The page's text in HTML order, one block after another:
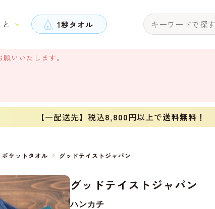
1秒タオル
いいたします。
【一配送先】税込8,800円以上で送料無料！
ケットタオル グッドテイストジャパン
グッドテイストジャパン
ハンカチ